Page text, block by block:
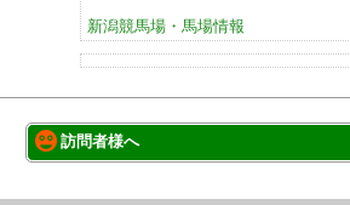
新潟競馬場・馬場情報
訪問者様へ